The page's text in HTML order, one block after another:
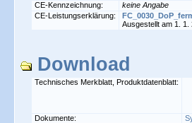
CE-Kennzeichnung:
keine Angabe
CE-Leistungserklärung:
Ausgestellt am 1. 1.
Download
Technisches Merkblatt, Produktdatenblatt:
Dokumente: